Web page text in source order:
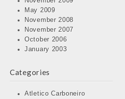
May 2009
November 2008
November 2007
October 2006
January 2003
Categories
Atletico Carboneiro